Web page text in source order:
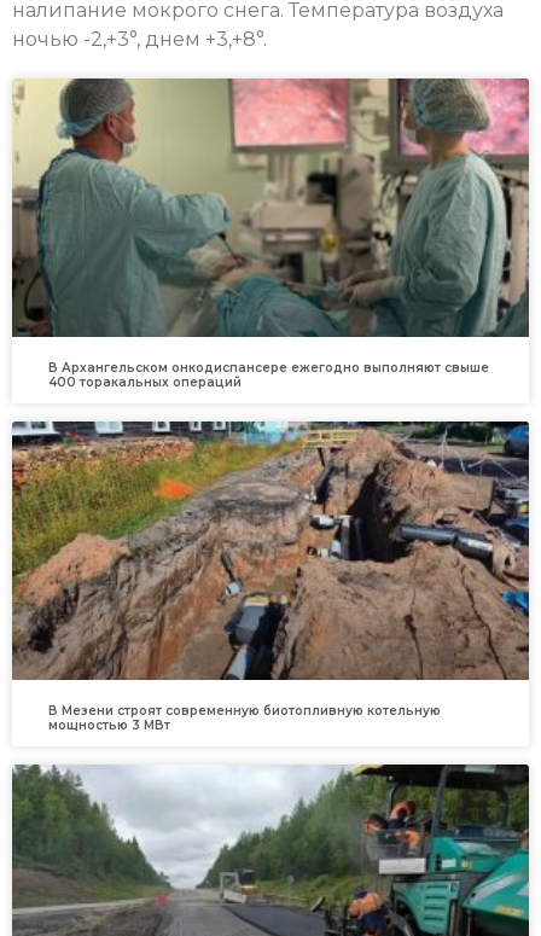
налипание мокрого снега. Температура воздуха
ночью -2,+3°, днем +3,+8°.
В Архангельском онкодиспансере ежегодно выполняют свыше
400 торакальных операций
В Мезени строят современную биотопливную котельную
мощностью 3 МВт